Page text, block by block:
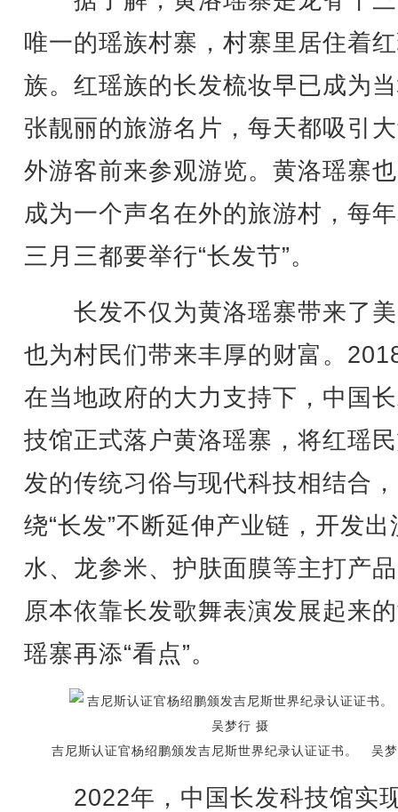
唯一的瑶族村寨，村寨里居住着
族。红瑶族的长发梳妆早已成为
张靓丽的旅游名片，每天都吸引
外游客前来参观游览。黄洛瑶寨
成为一个声名在外的旅游村，每
三月三都要举行“长发节”。
长发不仅为黄洛瑶寨带来了
也为村民们带来丰厚的财富。
在当地政府的大力支持下，中国
技馆正式落户黄洛瑶寨，将红瑶
发的传统习俗与现代科技相结合
绕“长发”不断延伸产业链，开发出
水、龙参米、护肤面膜等主打产
原本依靠长发歌舞表演发展起来
瑶寨再添“看点”。
吉尼斯认证官杨绍鹏颁发吉尼斯世界纪录认证证书。 吴
2022年，中国长发科技馆实